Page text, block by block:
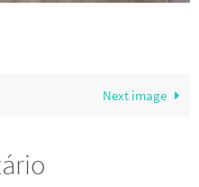
Next image